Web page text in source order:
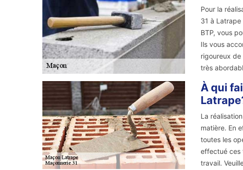
Pour la
31 à
BTP, vous
Ils vous
rigoureux
très
À qui
La
matière. En
toutes les
effectué ces
travail.